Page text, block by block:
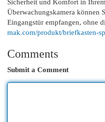
Sicherheit und Komfort in
Überwachungskamera können
Eingangstür empfangen, ohne
mak.com/produkt/briefkasten-
Comments
Submit a Comment